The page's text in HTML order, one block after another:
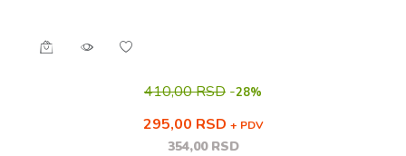
410,00 RSD -28%
295,00 RSD + PDV
354,00 RSD